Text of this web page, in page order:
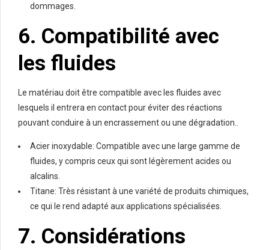
dommages.
6. Compatibilité avec
les fluides
Le matériau doit être compatible avec les fluides avec
lesquels il entrera en contact pour éviter des réactions
pouvant conduire à un encrassement ou une dégradation..
Acier inoxydable: Compatible avec une large gamme de
fluides, y compris ceux qui sont légèrement acides ou
alcalins.
Titane: Très résistant à une variété de produits chimiques,
ce qui le rend adapté aux applications spécialisées.
7. Considérations